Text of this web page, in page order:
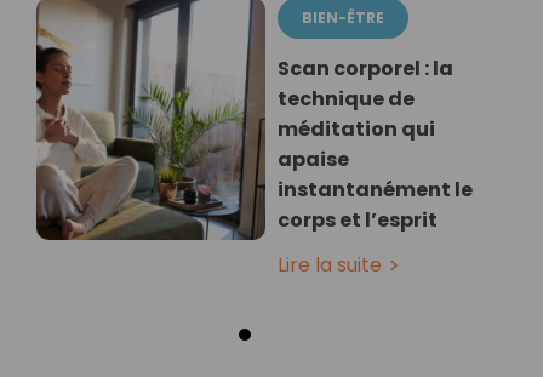
BIEN-ÊTRE
Scan corporel : la
technique de
méditation qui
apaise
instantanément le
corps et l’esprit
Lire la suite